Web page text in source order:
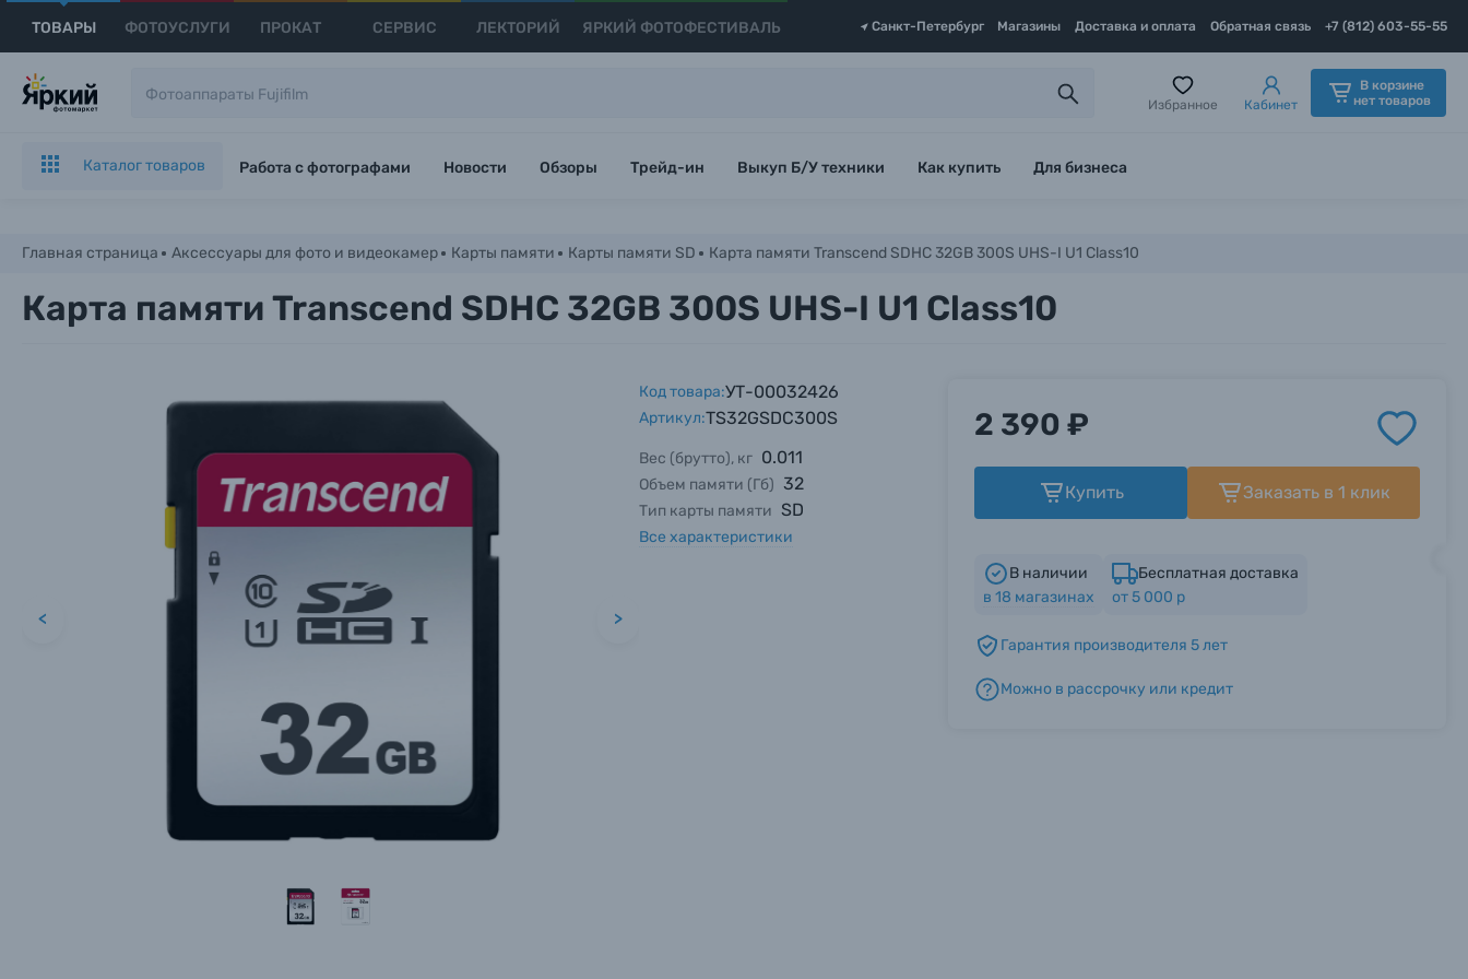
ТОВАРЫ ФОТОУСЛУГИ ПРОКАТ СЕРВИС ЛЕКТОРИЙ ЯРКИЙ ФОТОФЕСТИВАЛЬ Санкт-Петербург Магазины Доставка и оплата Обратная связь +7 (812) 603-55-55
Каталог товаров
Цифровые фотоаппараты
Избранное Кабинет
В корзине
нет товаров
Каталог товаров Работа с фотографами Новости Обзоры Трейд-ин Выкуп Б/У техники Как купить Для бизнеса
Главная страница Аксессуары для фото и видеокамер Карты памяти Карты памяти SD Карта памяти Transcend SDHC 32GB 300S UHS-I U1 Class10
Карта памяти Transcend SDHC 32GB 300S UHS-I U1 Class10
< >
Код товара:УТ-00032426
Артикул:TS32GSDC300S
Вес (брутто), кг 0.011
Объем памяти (Гб) 32
Тип карты памяти SD
Все характеристики
2 390 ₽
Купить Заказать в 1 клик
В наличии
в 18 магазинах
Бесплатная доставка
от 5 000 р
Гарантия производителя 5 лет
Можно в рассрочку или кредит